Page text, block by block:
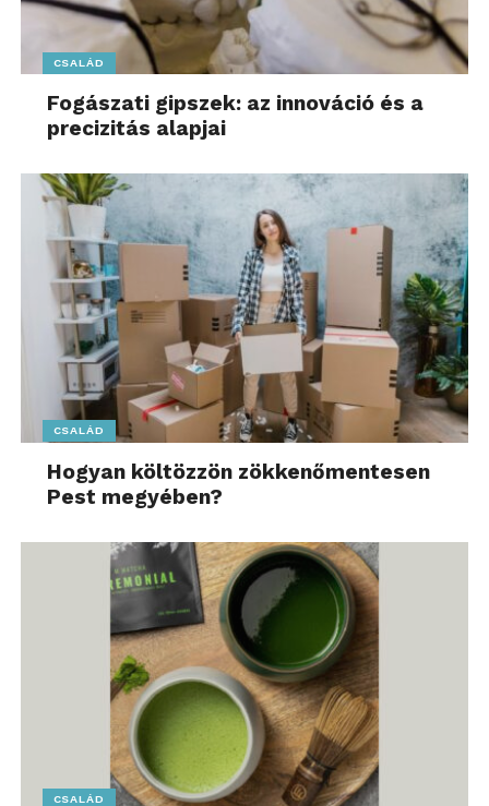
CSALÁD
Fogászati gipszek: az innováció és a
precizitás alapjai
CSALÁD
Hogyan költözzön zökkenőmentesen
Pest megyében?
CSALÁD